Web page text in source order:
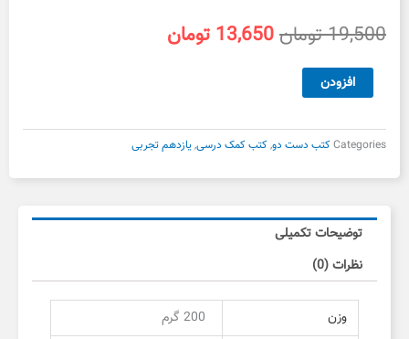
19,500تومانقیمت
13,650 تومان
زیست
قلم
دست
عدد
افزودن
Categoriesکتب دست دو,کتب کمک درسی,یازدهم تجربی
توضیحات تکمیلی
نظرات (0)
وزن
200 گرم